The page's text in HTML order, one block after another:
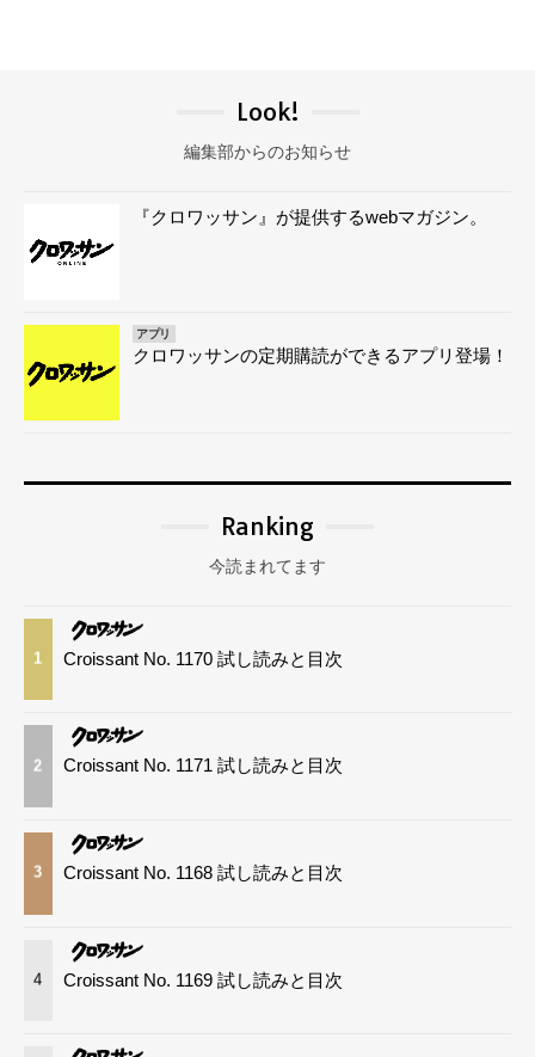
Look!
編集部からのお知らせ
『クロワッサン』が提供するwebマガジン。
アプリ
クロワッサンの定期購読ができるアプリ登場！
Ranking
今読まれてます
1 Croissant No. 1170 試し読みと目次
2 Croissant No. 1171 試し読みと目次
3 Croissant No. 1168 試し読みと目次
4 Croissant No. 1169 試し読みと目次